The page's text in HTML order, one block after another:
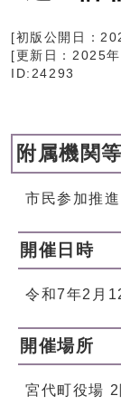
[初版公開日：
[更新日： 2025
ID:24293
附属機関
市民参加推
開催日時
令和7年2月
開催場所
宮代町役場